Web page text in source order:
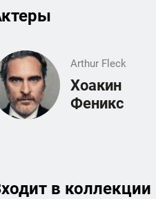
Arthur Fleck
Хоакин
Феникс
в к­о­л­л­е­к­ц­и­и